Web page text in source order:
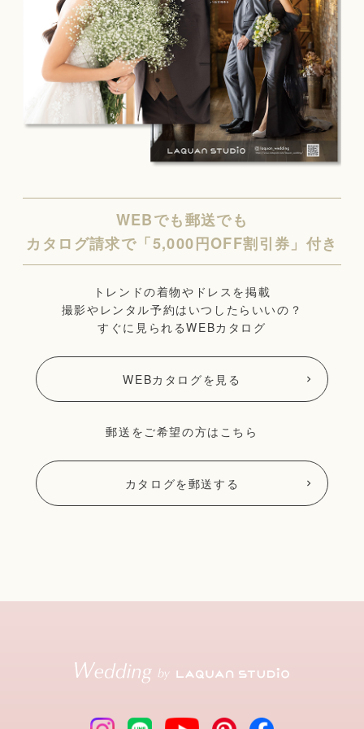
WEBでも郵送でも
カタログ請求で「5,000円OFF割引券」付き
トレンドの着物やドレスを掲載
撮影やレンタル予約はいつしたらいいの？
すぐに見られるWEBカタログ
WEBカタログを見る
郵送をご希望の方はこちら
カタログを郵送する